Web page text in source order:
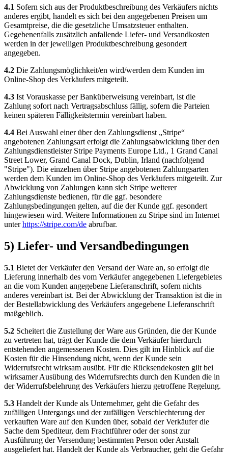
4.1 Sofern sich aus der Produktbeschreibung des Verkäufers nichts
anderes ergibt, handelt es sich bei den angegebenen Preisen um
Gesamtpreise, die die gesetzliche Umsatzsteuer enthalten.
Gegebenenfalls zusätzlich anfallende Liefer- und Versandkosten
werden in der jeweiligen Produktbeschreibung gesondert
angegeben.
4.2 Die Zahlungsmöglichkeit/en wird/werden dem Kunden im
Online-Shop des Verkäufers mitgeteilt.
4.3 Ist Vorauskasse per Banküberweisung vereinbart, ist die
Zahlung sofort nach Vertragsabschluss fällig, sofern die Parteien
keinen späteren Fälligkeitstermin vereinbart haben.
4.4 Bei Auswahl einer über den Zahlungsdienst „Stripe“
angebotenen Zahlungsart erfolgt die Zahlungsabwicklung über den
Zahlungsdienstleister Stripe Payments Europe Ltd., 1 Grand Canal
Street Lower, Grand Canal Dock, Dublin, Irland (nachfolgend
"Stripe"). Die einzelnen über Stripe angebotenen Zahlungsarten
werden dem Kunden im Online-Shop des Verkäufers mitgeteilt. Zur
Abwicklung von Zahlungen kann sich Stripe weiterer
Zahlungsdienste bedienen, für die ggf. besondere
Zahlungsbedingungen gelten, auf die der Kunde ggf. gesondert
hingewiesen wird. Weitere Informationen zu Stripe sind im Internet
unterhttps://stripe.com/de abrufbar.
5) Liefer- und Versandbedingungen
5.1 Bietet der Verkäufer den Versand der Ware an, so erfolgt die
Lieferung innerhalb des vom Verkäufer angegebenen Liefergebietes
an die vom Kunden angegebene Lieferanschrift, sofern nichts
anderes vereinbart ist. Bei der Abwicklung der Transaktion ist die in
der Bestellabwicklung des Verkäufers angegebene Lieferanschrift
maßgeblich.
5.2 Scheitert die Zustellung der Ware aus Gründen, die der Kunde
zu vertreten hat, trägt der Kunde die dem Verkäufer hierdurch
entstehenden angemessenen Kosten. Dies gilt im Hinblick auf die
Kosten für die Hinsendung nicht, wenn der Kunde sein
Widerrufsrecht wirksam ausübt. Für die Rücksendekosten gilt bei
wirksamer Ausübung des Widerrufsrechts durch den Kunden die in
der Widerrufsbelehrung des Verkäufers hierzu getroffene Regelung.
5.3 Handelt der Kunde als Unternehmer, geht die Gefahr des
zufälligen Untergangs und der zufälligen Verschlechterung der
verkauften Ware auf den Kunden über, sobald der Verkäufer die
Sache dem Spediteur, dem Frachtführer oder der sonst zur
Ausführung der Versendung bestimmten Person oder Anstalt
ausgeliefert hat. Handelt der Kunde als Verbraucher, geht die Gefahr